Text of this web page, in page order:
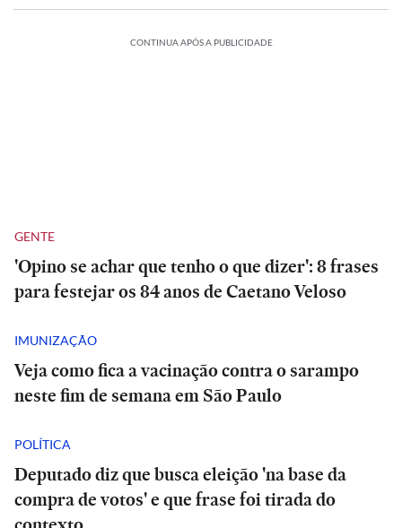
CONTINUA APÓS A PUBLICIDADE
GENTE
'Opino se achar que tenho o que dizer': 8 frases
para festejar os 84 anos de Caetano Veloso
IMUNIZAÇÃO
Veja como fica a vacinação contra o sarampo
neste fim de semana em São Paulo
POLÍTICA
Deputado diz que busca eleição 'na base da
compra de votos' e que frase foi tirada do